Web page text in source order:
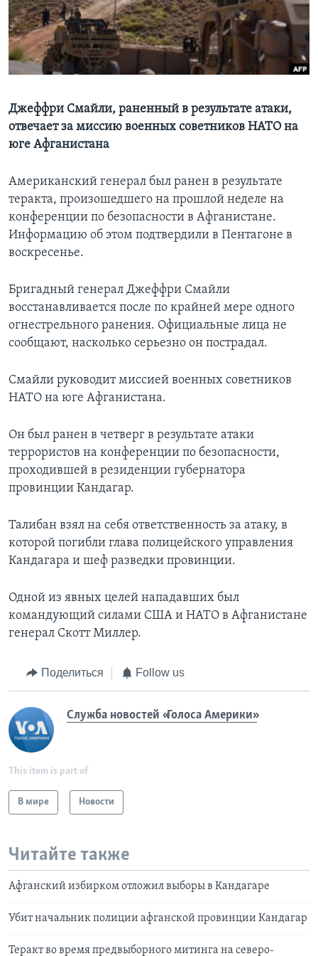
Learning English
СОЦИАЛЬНЫЕ СЕТИ
Языки
Джеффри Смайли, раненный в результате атаки,
отвечает за миссию военных советников НАТО на
юге Афганистана
Американский генерал был ранен в результате
теракта, произошедшего на прошлой неделе на
конференции по безопасности в Афганистане.
Информацию об этом подтвердили в Пентагоне в
воскресенье.
Бригадный генерал Джеффри Смайли
восстанавливается после по крайней мере одного
огнестрельного ранения. Официальные лица не
сообщают, насколько серьезно он пострадал.
Смайли руководит миссией военных советников
НАТО на юге Афганистана.
Он был ранен в четверг в результате атаки
террористов на конференции по безопасности,
проходившей в резиденции губернатора
провинции Кандагар.
Талибан взял на себя ответственность за атаку, в
которой погибли глава полицейского управления
Кандагара и шеф разведки провинции.
Одной из явных целей нападавших был
командующий силами США и НАТО в Афганистане
генерал Скотт Миллер.
Поделиться Follow us
Служба новостей «Голоса Америки»
This item is part of
В мире Новости
Читайте также
Афганский избирком отложил выборы в Кандагаре
Убит начальник полиции афганской провинции Кандагар
Теракт во время предвыборного митинга на северо-